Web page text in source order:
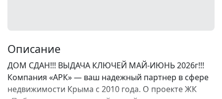
Описание
ДОМ СДАН!!! ВЫДАЧА КЛЮЧЕЙ МАЙ-ИЮНЬ 2026г!!!
Компания «АРК» — ваш надежный партнер в сфере
недвижимости Крыма с 2010 года. О проекте ЖК